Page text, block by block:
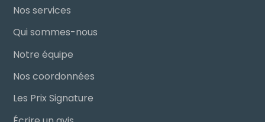
Nos services
Qui sommes-nous
Notre équipe
Nos coordonnées
Les Prix Signature